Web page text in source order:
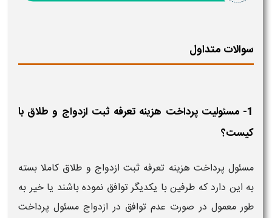
سوالات متداول
1- مسئولیت پرداخت هزینه تعرفه ثبت ازدواج و طلاق با
کیست؟
مسئول پرداخت هزینه تعرفه ثبت ازدواج و طلاق کاملا بسته
به این دارد که طرفین با یکدیگر توافق نموده باشند یا خیر به
طور معمول در صورت عدم توافق در ازدواج مسئول پرداخت